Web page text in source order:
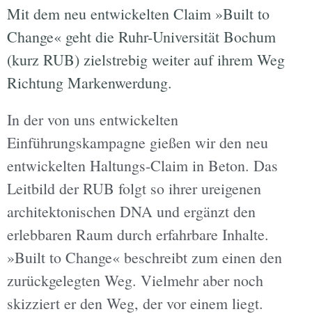
Mit dem neu entwickelten Claim »Built to
Change« geht die Ruhr-Universität Bochum
(kurz RUB) zielstrebig weiter auf ihrem Weg
Richtung Markenwerdung.
In der von uns entwickelten
Einführungskampagne gießen wir den neu
entwickelten Haltungs-Claim in Beton. Das
Leitbild der RUB folgt so ihrer ureigenen
architektonischen DNA und ergänzt den
erlebbaren Raum durch erfahrbare Inhalte.
»Built to Change« beschreibt zum einen den
zurückgelegten Weg. Vielmehr aber noch
skizziert er den Weg, der vor einem liegt.